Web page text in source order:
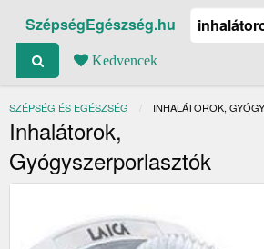
SzépségEgészség.hu
Kedvencek
SZÉPSÉG ÉS EGÉSZSÉG JELENLEGI:
INHALÁTOROK,
Inhalátorok,
Gyógyszerporlasztók